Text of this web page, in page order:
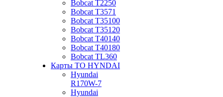
Bobcat Т2250
Bobcat Т3571
Bobcat Т35100
Bobcat Т35120
Bobcat Т40140
Bobcat Т40180
Bobcat ТL360
Карты ТО HYNDAI
Hyundai
R170W-7
Hyundai